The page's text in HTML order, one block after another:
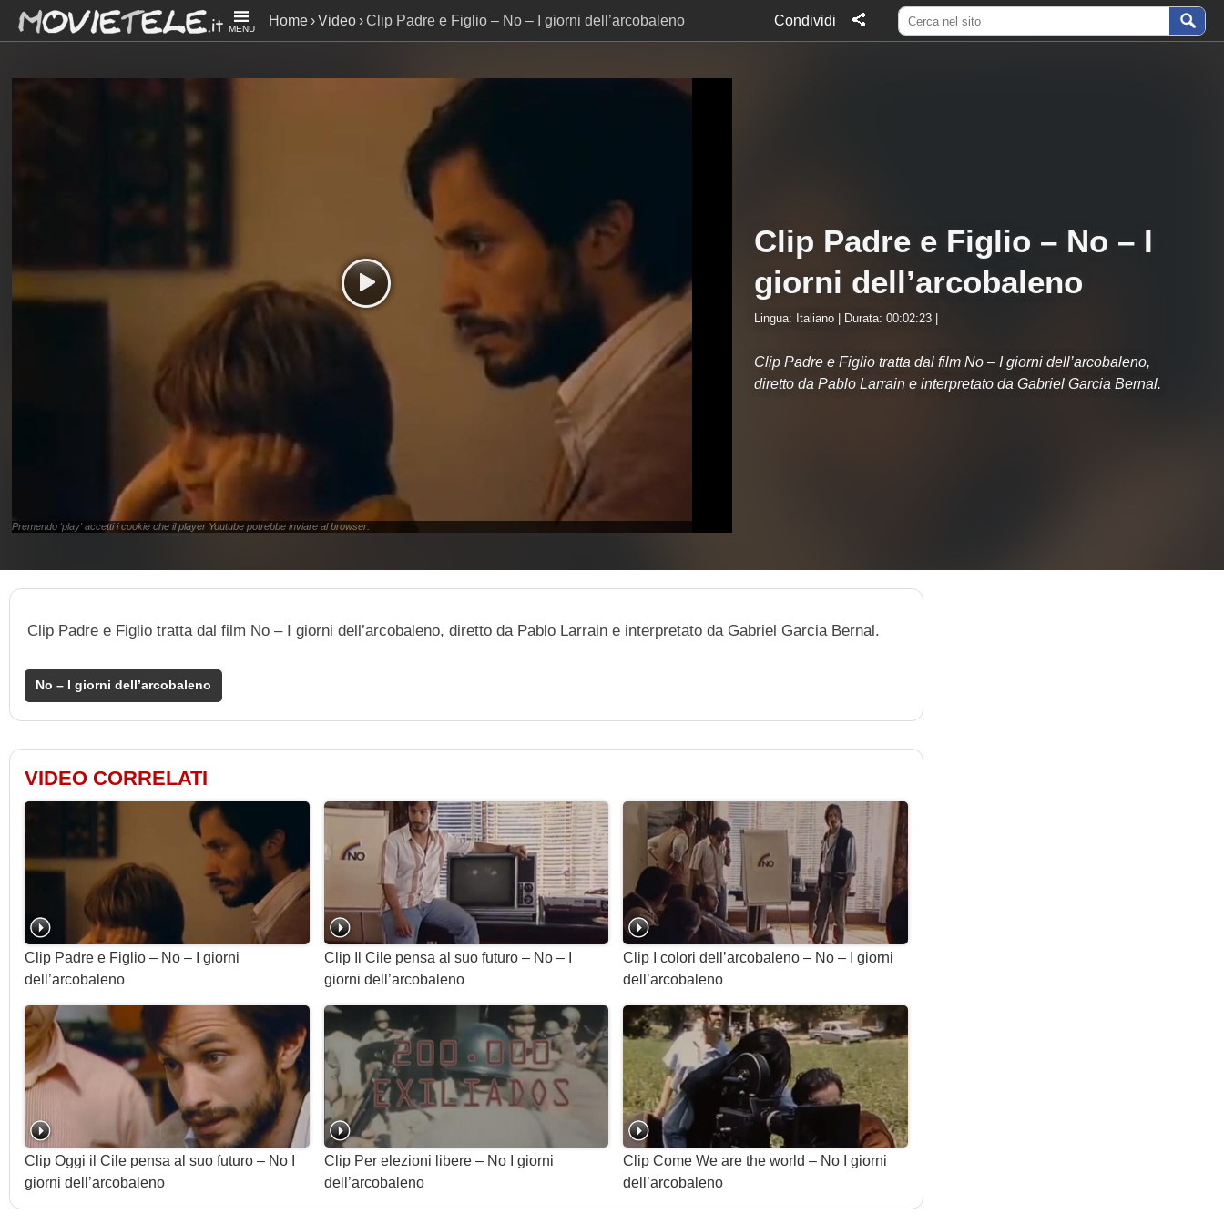
MENU
Home Video Clip Padre e Figlio – No – I giorni dell’arcobaleno Condividi
Premendo 'play' accetti i cookie che il player Youtube potrebbe inviare al browser.
Clip Padre e Figlio – No – I
giorni dell’arcobaleno
Lingua: Italiano | Durata: 00:02:23 |
Clip Padre e Figlio tratta dal film No – I giorni dell’arcobaleno,
diretto da Pablo Larrain e interpretato da Gabriel Garcia Bernal.
Clip Padre e Figlio tratta dal film No – I giorni dell’arcobaleno, diretto da Pablo Larrain e interpretato da Gabriel Garcia Bernal.
No – I giorni dell’arcobaleno
VIDEO CORRELATI
Clip Padre e Figlio – No – I giorni
dell’arcobaleno
Clip Il Cile pensa al suo futuro – No – I
giorni dell’arcobaleno
Clip I colori dell’arcobaleno – No – I giorni
dell’arcobaleno
Clip Oggi il Cile pensa al suo futuro – No I
giorni dell’arcobaleno
Clip Per elezioni libere – No I giorni
dell’arcobaleno
Clip Come We are the world – No I giorni
dell’arcobaleno